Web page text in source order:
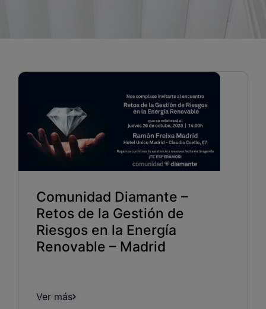
Partners
Español
Entrar
Comunidad Diamante –
Retos de la Gestión de
Riesgos en la Energía
Renovable – Madrid
Ver más